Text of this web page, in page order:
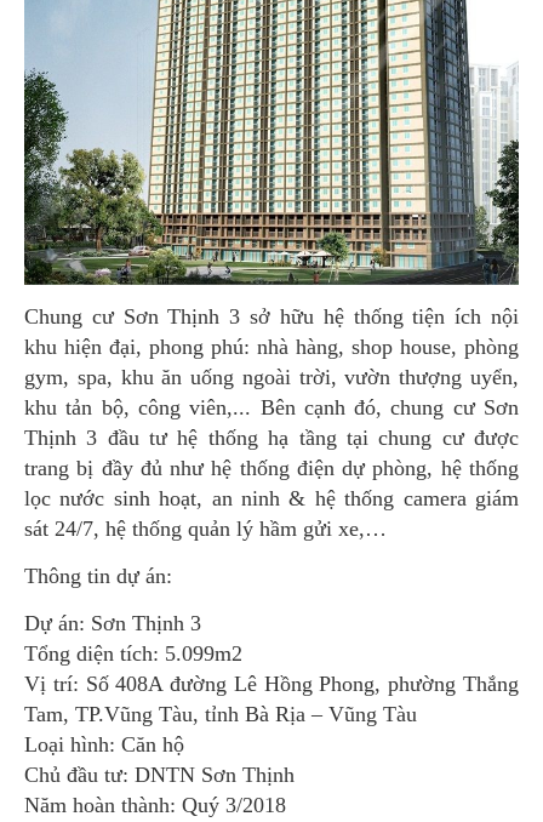
Chung cư Sơn Thịnh 3 sở hữu hệ thống tiện ích nội
khu hiện đại, phong phú: nhà hàng, shop house, phòng
gym, spa, khu ăn uống ngoài trời, vườn thượng uyển,
khu tản bộ, công viên,... Bên cạnh đó, chung cư Sơn
Thịnh 3 đầu tư hệ thống hạ tầng tại chung cư được
trang bị đầy đủ như hệ thống điện dự phòng, hệ thống
lọc nước sinh hoạt, an ninh & hệ thống camera giám
sát 24/7, hệ thống quản lý hầm gửi xe,…
Thông tin dự án:
Dự án: Sơn Thịnh 3
Tổng diện tích: 5.099m2
Vị trí: Số 408A đường Lê Hồng Phong, phường Thắng
Tam, TP.Vũng Tàu, tỉnh Bà Rịa – Vũng Tàu
Loại hình: Căn hộ
Chủ đầu tư: DNTN Sơn Thịnh
Năm hoàn thành: Quý 3/2018